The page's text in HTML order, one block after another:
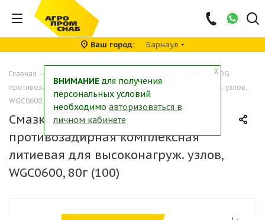
Ваш город Барнаул
Главная -
Смазка ШРУС WOG
противозадирная комплексная литиевая для высоконагруж. узлов,
WGC0600, 80г (100)
Смазка ШРУС WOG
противозадирная комплексная
литиевая для высоконагруж. узлов,
WGC0600, 80г (100)
╳
ВНИМАНИЕ для получения
персональных условий
необходимо авторизоваться в
личном кабинете